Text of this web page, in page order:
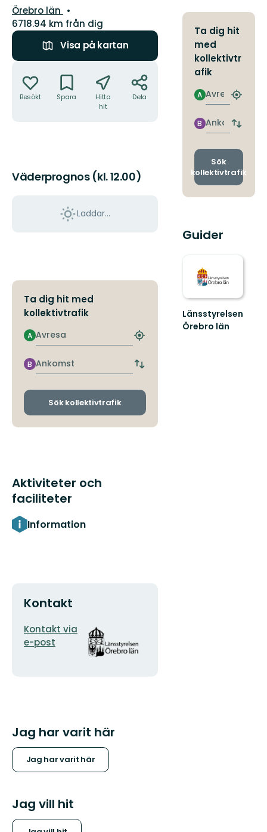
Län:
Örebro län
6718.94 km från dig
Visa på kartan
Besökt Spara
Hitta
hit
Dela
Väderprognos (kl. 12.00)
Laddar...
Ta dig hit med
kollektivtrafik
Avresa
A
Hitta
hållplats
Ankomst
B
Byt
och
Sök kollektivtrafik
Aktiviteter och
faciliteter
Information
Kontakt
E-
postadress
Kontakt via
e-post
Organisationens
logotyp
Jag har varit här
Jag har varit här
Jag vill hit
Ta dig hit
med
kollektivtr
afik
Avresa
A
Hitta
Ankomst
B
Byt
och
Sök
kollektivtrafik
Guider
Länsstyrelsen
Örebro län